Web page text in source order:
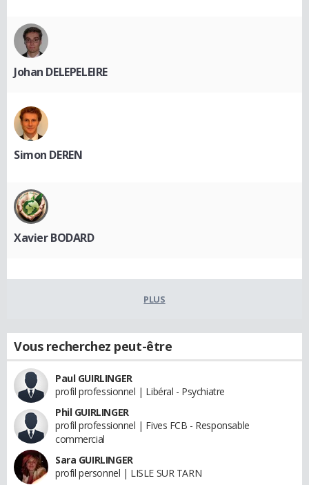
Johan DELEPELEIRE
Simon DEREN
Xavier BODARD
PLUS
Vous recherchez peut-être
Paul GUIRLINGER
profil professionnel | Libéral - Psychiatre
Phil GUIRLINGER
profil professionnel | Fives FCB - Responsable
commercial
Sara GUIRLINGER
profil personnel | LISLE SUR TARN